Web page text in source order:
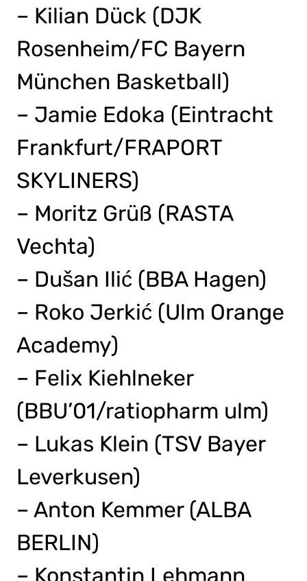
– Kilian Dück (DJK
Rosenheim/FC Bayern
München Basketball)
– Jamie Edoka (Eintracht
Frankfurt/FRAPORT
SKYLINERS)
– Moritz Grüß (RASTA
Vechta)
– Dušan Ilić (BBA Hagen)
– Roko Jerkić (Ulm Orange
Academy)
– Felix Kiehlneker
(BBU’01/ratiopharm ulm)
– Lukas Klein (TSV Bayer
Leverkusen)
– Anton Kemmer (ALBA
BERLIN)
– Konstantin Lehmann